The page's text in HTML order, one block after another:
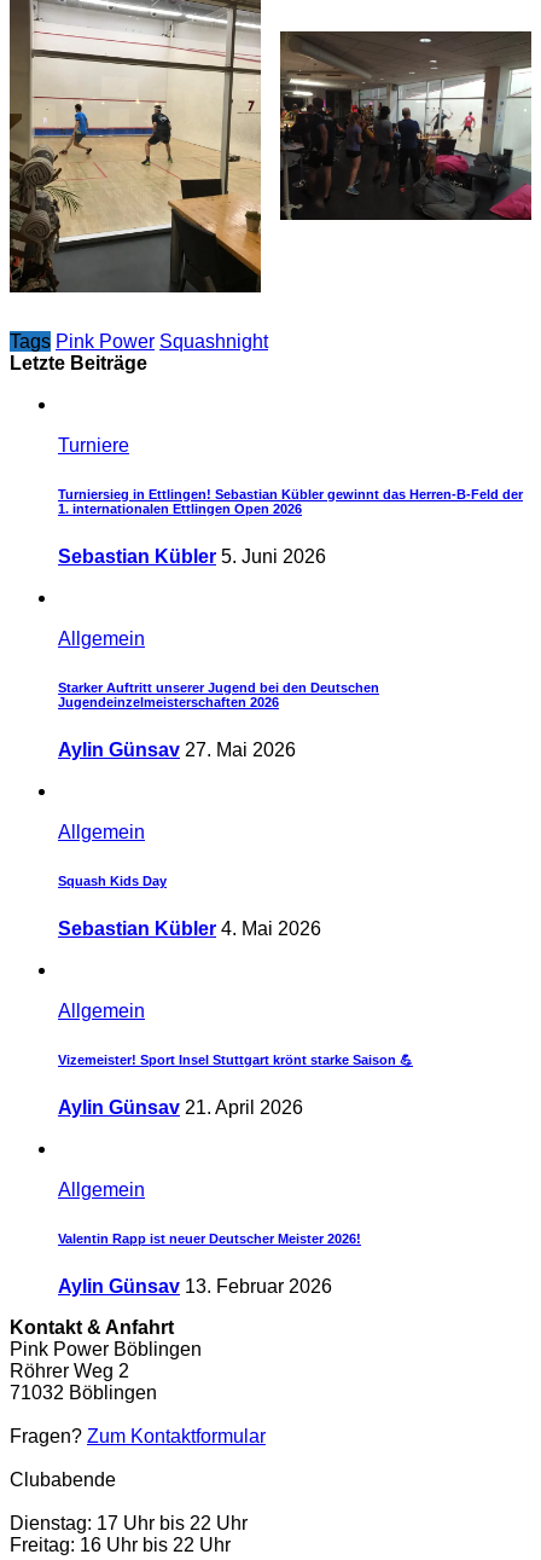
Tags Pink Power Squashnight
Letzte Beiträge
Turniere
Turniersieg in Ettlingen! Sebastian Kübler gewinnt das Herren-B-Feld der
1. internationalen Ettlingen Open 2026
Sebastian Kübler 5. Juni 2026
Allgemein
Starker Auftritt unserer Jugend bei den Deutschen
Jugendeinzelmeisterschaften 2026
Aylin Günsav 27. Mai 2026
Allgemein
Squash Kids Day
Sebastian Kübler 4. Mai 2026
Allgemein
Vizemeister! Sport Insel Stuttgart krönt starke Saison 💪
Aylin Günsav 21. April 2026
Allgemein
Valentin Rapp ist neuer Deutscher Meister 2026!
Aylin Günsav 13. Februar 2026
Kontakt & Anfahrt
Pink Power Böblingen
Röhrer Weg 2
71032 Böblingen
Fragen? Zum Kontaktformular
Clubabende
Dienstag: 17 Uhr bis 22 Uhr
Freitag: 16 Uhr bis 22 Uhr